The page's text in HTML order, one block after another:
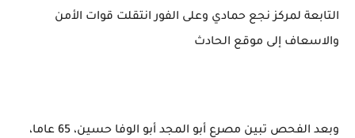
التابعة لمركز نجع حمادي وعلى الفور انتقلت قوات الأمن
والاسعاف إلى موقع الحادث
وبعد الفحص تبين مصرع أبو المجد أبو الوفا حسين، 65 عاما،